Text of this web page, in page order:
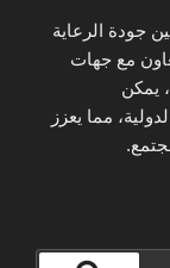
جودة الرعاية
مع جهات
يمكن
مما يعزز